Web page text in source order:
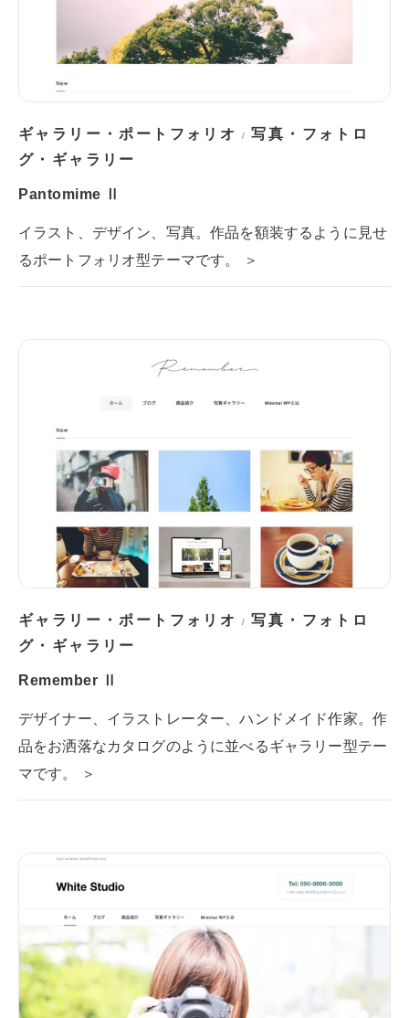
ギャラリー・ポートフォリオ /写真・フォトロ
グ・ギャラリー
Pantomime Ⅱ
イラスト、デザイン、写真。作品を額装するように見せ
るポートフォリオ型テーマです。 ＞
ギャラリー・ポートフォリオ /写真・フォトロ
グ・ギャラリー
Remember Ⅱ
デザイナー、イラストレーター、ハンドメイド作家。作
品をお洒落なカタログのように並べるギャラリー型テー
マです。 ＞